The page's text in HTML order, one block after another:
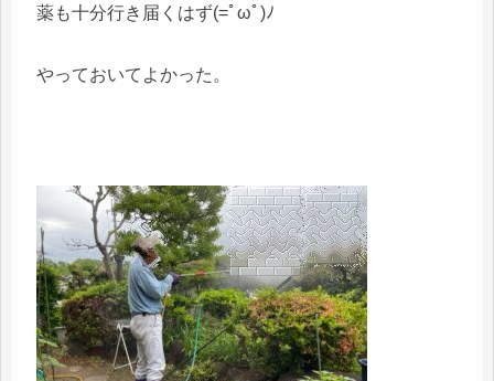
薬も十分行き届くはず(=ﾟωﾟ)ﾉ
やっておいてよかった。